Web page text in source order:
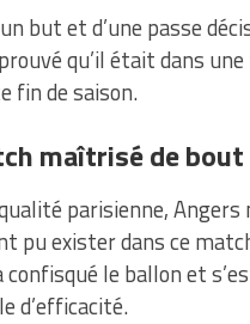
but et d’une passe
qu’il était dans
fin de saison.
maîtrisé de
parisienne, Angers
pu exister dans ce
confisqué le ballon et
d’efficacité.